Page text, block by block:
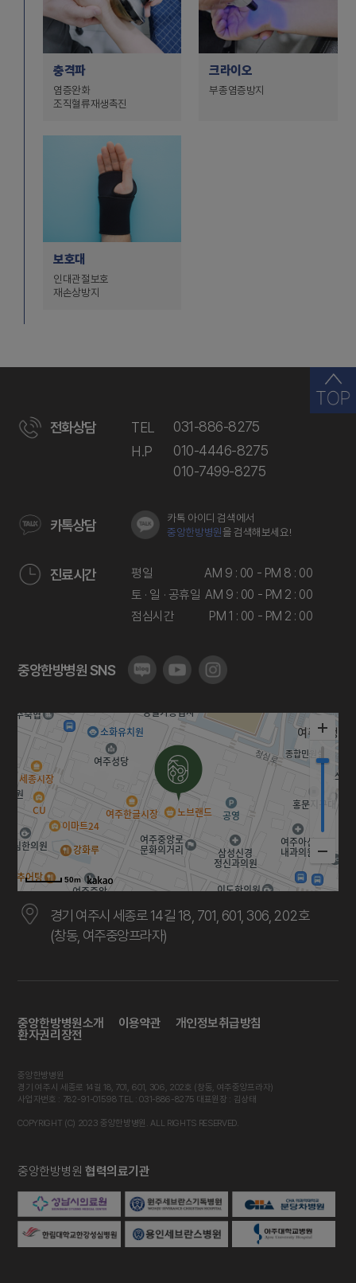
충격파
염증완화
조직혈류재생촉진
크라이오
부종염증방지
보호대
인대관절보호
재손상방지
전화상담 TEL
031-886-8275
H.P
010-4446-8275
010-7499-8275
카톡상담
카톡 아이디 검색에서
중앙한방병원을 검색해보세요!
진료시간 평일
AM 9 : 00 - PM 8 : 00
토 · 일 · 공휴일 AM 9 : 00 - PM 2 : 00
점심시간
PM 1 : 00 - PM 2 : 00
중앙한방병원 SNS
50m
경기 여주시 세종로 14길 18, 701, 601, 306, 202호
(창동, 여주중앙프라자)
중앙한방병원소개 이용약관 개인정보취급방침
환자권리장전
중앙한방병원
경기 여주시 세종로 14길 18, 701, 601, 306, 202호 (창동, 여주중앙프라자)
사업자번호 : 782-91-01598 TEL : 031-886-8275 대표원장 : 김상태
COPYRIGHT (C) 2023 중앙한방병원. ALL RIGHTS RESERVED.
중앙한방병원협력의료기관